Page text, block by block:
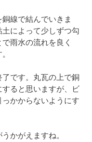
線で結んでいきま
によって少しずつ勾
雨水の流れを良く
です。丸瓦の上で銅
ると思いますが、ビ
かからないようにす
かがえますね。